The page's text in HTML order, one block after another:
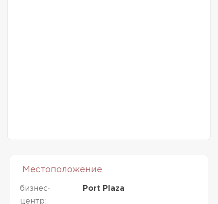
Местоположение
бизнес-
центр:
Port Plaza